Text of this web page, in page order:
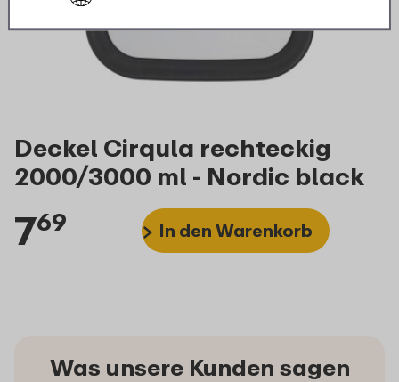
Deckel Cirqula rechteckig
2000/3000 ml - Nordic black
769 In den Warenkorb
Was unsere Kunden sagen